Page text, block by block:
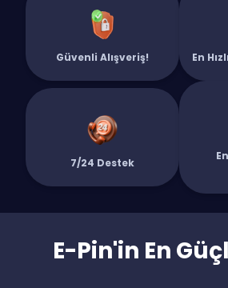
Güvenli Alışveriş! En
7/24 Destek
E-Pin'in En